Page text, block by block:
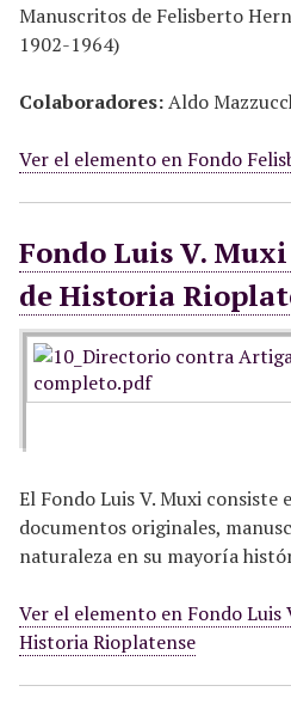
Manuscritos de Felisberto
1902-1964)
Colaboradores:Aldo
Ver el elemento en Fondo
Fondo Luis V.
de Historia
El Fondo Luis V. Muxi consiste
documentos originales,
naturaleza en su mayoría
Ver el elemento en Fondo Luis
Historia Rioplatense